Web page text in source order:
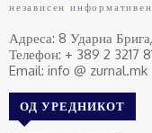
независен
Адреса: 8 Ударна
Телефон: + 389 2 3217
Email: info @ zurnal.mk
ОД УРЕДНИКОТ